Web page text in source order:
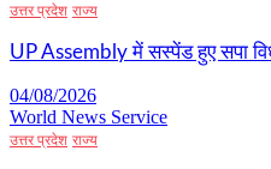
उत्तर प्रदेश राज्य
UP Assembly में सस्पेंड हुए सपा
04/08/2026
World News Service
उत्तर प्रदेश राज्य